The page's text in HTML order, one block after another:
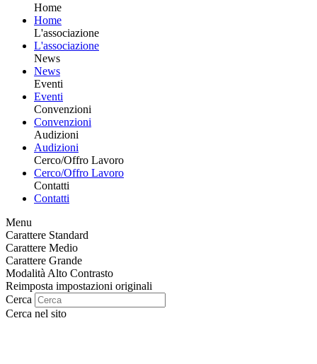
Home
Home
L'associazione
L'associazione
News
News
Eventi
Eventi
Convenzioni
Convenzioni
Audizioni
Audizioni
Cerco/Offro Lavoro
Cerco/Offro Lavoro
Contatti
Contatti
Menu
Carattere Standard
Carattere Medio
Carattere Grande
Modalità Alto Contrasto
Reimposta impostazioni originali
Cerca
Cerca nel sito